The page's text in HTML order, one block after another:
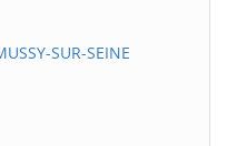
SUR-SEINE